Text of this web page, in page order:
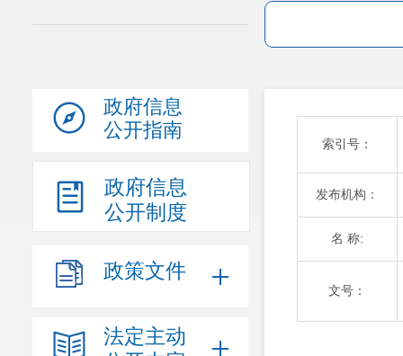
政府信息
公开指南
政府信息
公开制度
政策文件
法定主动
索引号：
发布机构：
名 称:
文号：